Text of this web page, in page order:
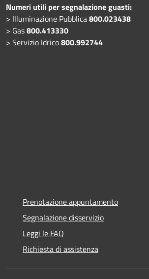
Numeri utili per segnalazione guasti:
> Illuminazione Pubblica800.023438
> Gas800.413330
> Servizio Idrico800.992744
Prenotazione appuntamento
Segnalazione disservizio
Leggi le FAQ
Richiesta di assistenza